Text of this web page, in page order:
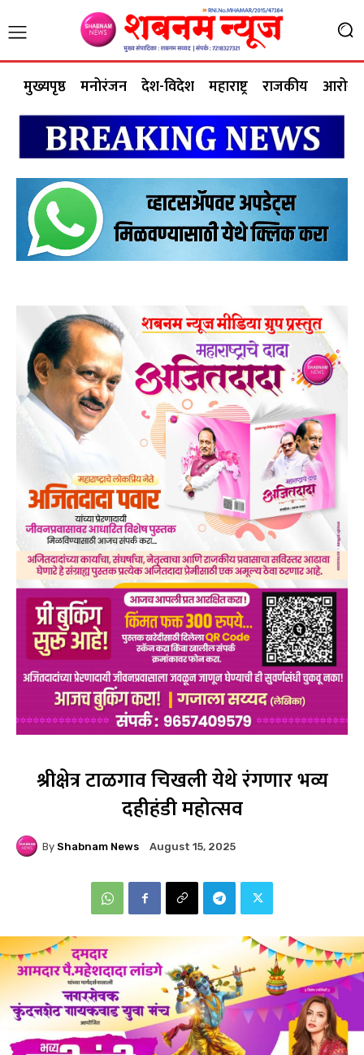
मुख्यपृष्ठ मनोरंजन देश-विदेश महाराष्ट्र राजकीय आरोग्य
श्रीक्षेत्र टाळगाव चिखली येथे रंगणार भव्य
दहीहंडी महोत्सव
By Shabnam News August 15, 2025